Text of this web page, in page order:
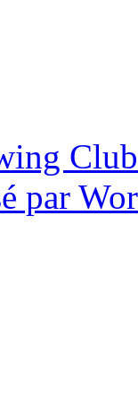
Club
par